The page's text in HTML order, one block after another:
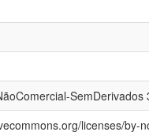
SemDerivados
licenses/by-